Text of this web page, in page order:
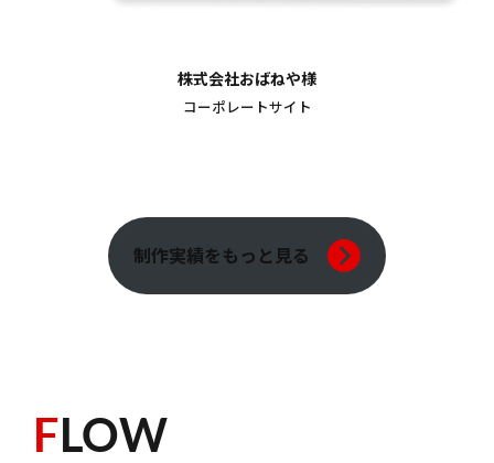
株式会社おばねや様
コーポレートサイト
制作実績をもっと見る
FLOW